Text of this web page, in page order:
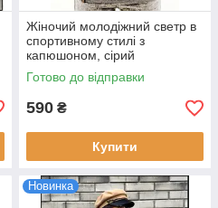
Жіночий молодіжний светр в
спортивному стилі з
капюшоном, сірий
Готово до відправки
590 ₴
Купити
Новинка